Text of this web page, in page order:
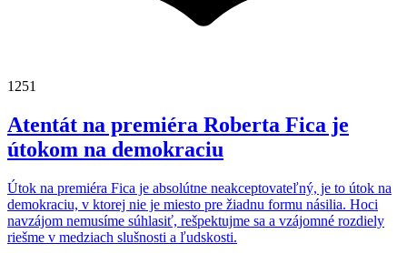
1251
Atentát na premiéra Roberta Fica je
útokom na demokraciu
Útok na premiéra Fica je absolútne neakceptovateľný, je to útok na
demokraciu, v ktorej nie je miesto pre žiadnu formu násilia. Hoci
navzájom nemusíme súhlasiť, rešpektujme sa a vzájomné rozdiely
riešme v medziach slušnosti a ľudskosti.